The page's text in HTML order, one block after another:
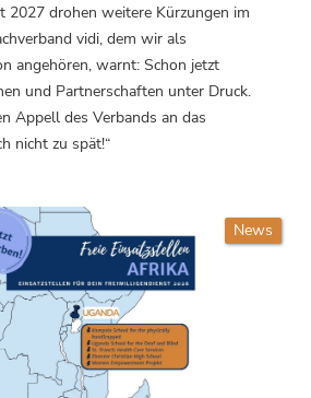
2027 drohen weitere Kürzungen im
vidi, dem wir als
angehören, warnt: Schon jetzt
und Partnerschaften unter Druck.
Appell des Verbands an das
nicht zu spät!“
News